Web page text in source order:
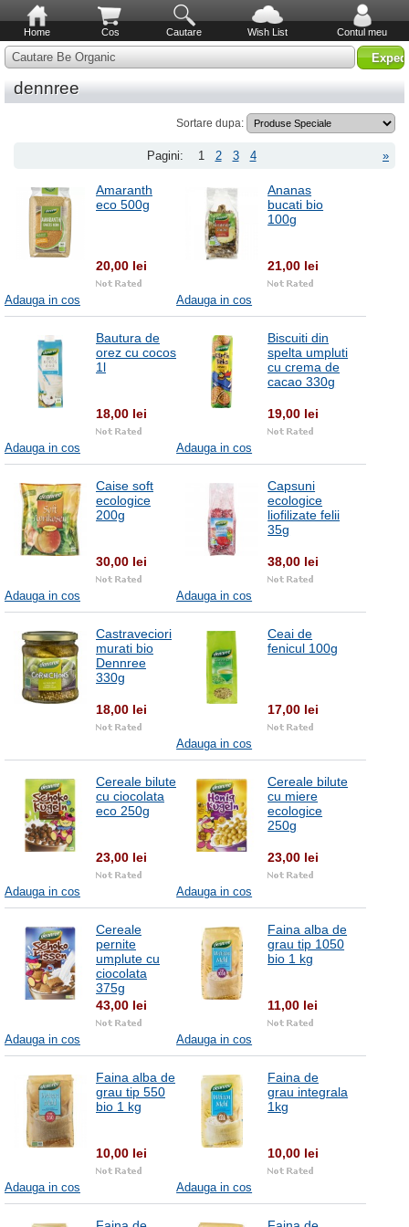
Home Cos Cautare Wish List Contul meu
Cautare Be Organic
dennree
Sortare dupa:
»
Pagini: 1 2 3 4
Amaranth
eco 500g
20,00 lei
Adauga in cos
Ananas
bucati bio
100g
21,00 lei
Adauga in cos
Bautura de
orez cu cocos
1l
18,00 lei
Adauga in cos
Biscuiti din
spelta umpluti
cu crema de
cacao 330g
19,00 lei
Adauga in cos
Caise soft
ecologice
200g
30,00 lei
Adauga in cos
Capsuni
ecologice
liofilizate felii
35g
38,00 lei
Adauga in cos
Castraveciori
murati bio
Dennree
330g
18,00 lei
Ceai de
fenicul 100g
17,00 lei
Adauga in cos
Cereale bilute
cu ciocolata
eco 250g
23,00 lei
Adauga in cos
Cereale bilute
cu miere
ecologice
250g
23,00 lei
Adauga in cos
Cereale
pernite
umplute cu
ciocolata
375g
43,00 lei
Adauga in cos
Faina alba de
grau tip 1050
bio 1 kg
11,00 lei
Adauga in cos
Faina alba de
grau tip 550
bio 1 kg
10,00 lei
Adauga in cos
Faina de
grau integrala
1kg
10,00 lei
Adauga in cos